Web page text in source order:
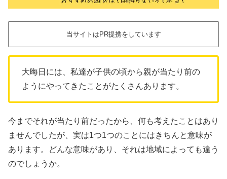
当サイトはPR提携をしています
大晦日には、私達が子供の頃から親が当たり前の
ようにやってきたことがたくさんあります。
今までそれが当たり前だったから、何も考えたことはあり
ませんでしたが、実は1つ1つのことにはきちんと意味が
あります。どんな意味があり、それは地域によっても違う
のでしょうか。